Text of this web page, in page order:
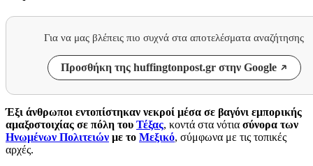
Για να μας βλέπεις πιο συχνά στα αποτελέσματα αναζήτησης
Προσθήκη της huffingtonpost.gr στην Google
Έξι άνθρωποι εντοπίστηκαν νεκροί μέσα σε βαγόνι εμπορικής
αμαξοστοιχίας σε πόλη του Τέξας, κοντά στα νότια σύνορα των
Ηνωμένων Πολιτειών με το Μεξικό, σύμφωνα με τις τοπικές
αρχές.